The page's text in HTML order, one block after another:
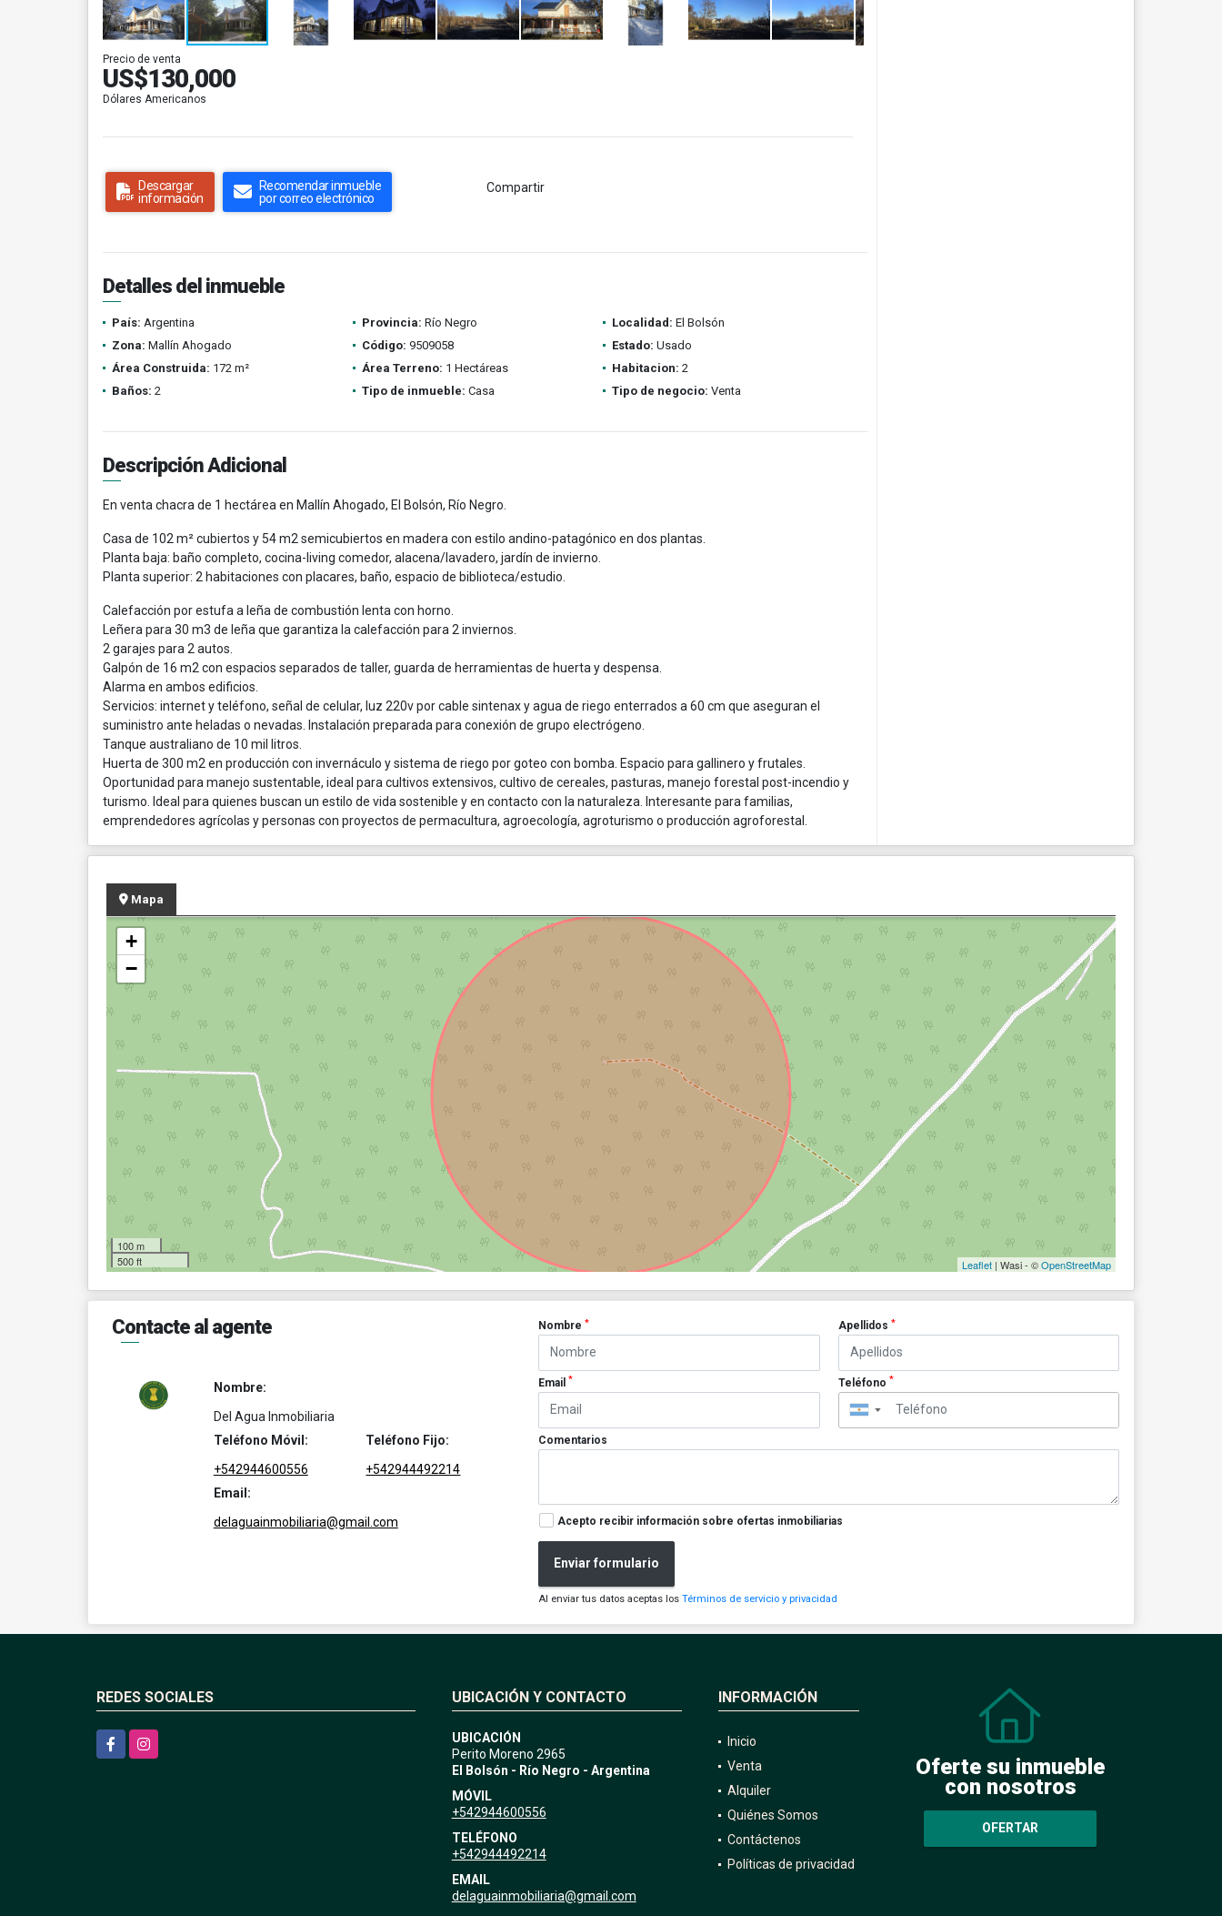
Precio de venta
US$130,000
Dólares Americanos
Descargar
información
Recomendar inmueble
por correo electrónico
Compartir
Detalles del inmueble
País: Argentina Provincia: Río Negro Localidad: El Bolsón
Zona: Mallín Ahogado Código: 9509058 Estado: Usado
Área Construida: 172 m² Área Terreno: 1 Hectáreas Habitacion: 2
Baños: 2 Tipo de inmueble: Casa Tipo de negocio: Venta
Descripción Adicional
En venta chacra de 1 hectárea en Mallín Ahogado, El Bolsón, Río Negro.
Casa de 102 m² cubiertos y 54 m2 semicubiertos en madera con estilo andino-patagónico en dos plantas.
Planta baja: baño completo, cocina-living comedor, alacena/lavadero, jardín de invierno.
Planta superior: 2 habitaciones con placares, baño, espacio de biblioteca/estudio.
Calefacción por estufa a leña de combustión lenta con horno.
Leñera para 30 m3 de leña que garantiza la calefacción para 2 inviernos.
2 garajes para 2 autos.
Galpón de 16 m2 con espacios separados de taller, guarda de herramientas de huerta y despensa.
Alarma en ambos edificios.
Servicios: internet y teléfono, señal de celular, luz 220v por cable sintenax y agua de riego enterrados a 60 cm que aseguran el
suministro ante heladas o nevadas. Instalación preparada para conexión de grupo electrógeno.
Tanque australiano de 10 mil litros.
Huerta de 300 m2 en producción con invernáculo y sistema de riego por goteo con bomba. Espacio para gallinero y frutales.
Oportunidad para manejo sustentable, ideal para cultivos extensivos, cultivo de cereales, pasturas, manejo forestal post-incendio y
turismo. Ideal para quienes buscan un estilo de vida sostenible y en contacto con la naturaleza. Interesante para familias,
emprendedores agrícolas y personas con proyectos de permacultura, agroecología, agroturismo o producción agroforestal.
Mapa
+
−
100 m
500 ft
Leaflet | Wasi - ©OpenStreetMap
Contacte al agente
Nombre:
Del Agua Inmobiliaria
Teléfono Móvil:
+542944600556
Teléfono Fijo:
+542944492214
Email:
delaguainmobiliaria@gmail.com
Nombre* Apellidos *
Email* Teléfono *
▼
Comentarios
Acepto recibir información sobre ofertas inmobiliarias
Enviar formulario
Al enviar tus datos aceptas losTérminos de servicio y privacidad
REDES SOCIALES
FacebookInstagram
UBICACIÓN Y CONTACTO
UBICACIÓN
Perito Moreno 2965
El Bolsón - Río Negro - Argentina
MÓVIL
+542944600556
TELÉFONO
+542944492214
EMAIL
delaguainmobiliaria@gmail.com
INFORMACIÓN
Inicio
Venta
Alquiler
Quiénes Somos
Contáctenos
Políticas de privacidad
Oferte su inmueble
con nosotros
OFERTAR